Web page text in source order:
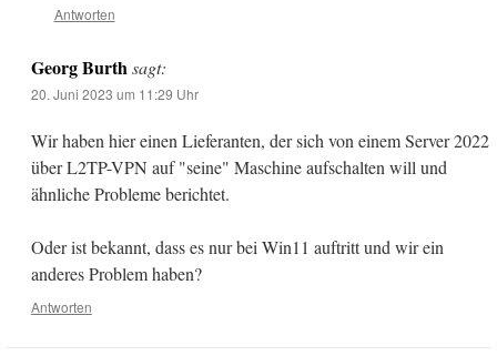
Antworten
Georg Burth sagt:
20. Juni 2023 um 11:29 Uhr
Wir haben hier einen Lieferanten, der sich von einem Server 2022
über L2TP-VPN auf "seine" Maschine aufschalten will und
ähnliche Probleme berichtet.
Oder ist bekannt, dass es nur bei Win11 auftritt und wir ein
anderes Problem haben?
Antworten